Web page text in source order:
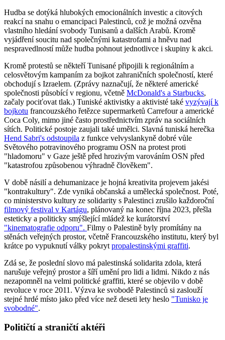
Hudba se dotýká hlubokých emocionálních investic a citových
reakcí na snahu o emancipaci Palestinců, což je možná ozvěna
vlastního hledání svobody Tunisanů a dalších Arabů. Kromě
vyjádření soucitu nad společnými katastrofami a hněvu nad
nespravedlností může hudba pohnout jednotlivce i skupiny k akci.
Kromě protestů se někteří Tunisané připojili k regionálním a
celosvětovým kampaním za bojkot zahraničních společností, které
obchodují s Izraelem. (Zprávy naznačují, že některé americké
společnosti působící v regionu, včetně McDonald's a Starbucks,
začaly pociťovat tlak.) Tuniské aktivistky a aktivisté také vyzývají k
bojkotu francouzského řetězce supermarketů Carrefour a americké
Coca Coly, mimo jiné často prostřednictvím zpráv na sociálních
sítích. Politické postoje zaujali také umělci. Slavná tuniská herečka
Hend Sabri's odstoupila z funkce velvyslankyně dobré vůle
Světového potravinového programu OSN na protest proti
"hladomoru" v Gaze ještě před hrozivým varováním OSN před
"katastrofou způsobenou výhradně člověkem".
V době násilí a dehumanizace je hojná kreativita projevem jakési
"kontrakultury". Zde vyniká občanská a umělecká společnost. Poté,
co ministerstvo kultury ze solidarity s Palestinci zrušilo každoroční
filmový festival v Kartágu, plánovaný na konec října 2023, přešla
esteticky a politicky smýšlející mládež ke kurátorství
"kinematografie odporu". Filmy o Palestině byly promítány na
stěnách veřejných prostor, včetně Francouzského institutu, který byl
krátce po vypuknutí války pokryt propalestinskými graffiti.
Zdá se, že poslední slovo má palestinská solidarita zdola, která
narušuje veřejný prostor a šíří umění pro lidi a lidmi. Nikdo z nás
nezapomněl na velmi politické graffiti, které se objevilo v době
revoluce v roce 2011. Výzva ke svobodě Palestinců si zaslouží
stejné hrdé místo jako před více než deseti lety heslo "Tunisko je
svobodné".
Političtí a straničtí aktéři